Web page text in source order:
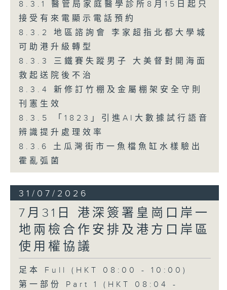
8.3.1 醫管局家庭醫學診所8月15日起只
接受有來電顯示電話預約
8.3.2 地區諮詢會 李家超指北都大學城
可助港升級轉型
8.3.3 三鐵賽失蹤男子 大美督對開海面
救起送院後不治
8.3.4 新修訂竹棚及金屬棚架安全守則
刊憲生效
8.3.5 「1823」引進AI大數據試行語音
辨識提升處理效率
8.3.6 土瓜灣街市一魚檔魚缸水樣驗出
霍亂弧菌
31/07/2026
7月31日 港深簽署皇崗口岸一
地兩檢合作安排及港方口岸區
使用權協議
足本 Full (HKT 08:00 - 10:00)
第一部份 Part 1 (HKT 08:04 -